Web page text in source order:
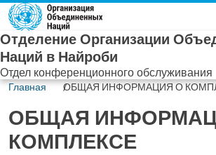
Skip to main content
Отделение Организации
Наций в Найроби
Отдел конференционного обслуживания
Главная ОБЩАЯ ИНФОРМАЦИЯ О
ОБЩАЯ
КОМПЛЕКСЕ